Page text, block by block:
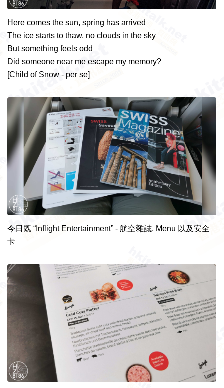
Here comes the sun, spring has arrived
The ice starts to thaw, no clouds in the sky
But something feels odd
Did someone near me escape my memory?
[Child of Snow - per se]
今日既 “Inflight Entertainment” - 航空雜誌, Menu 以及安全
卡